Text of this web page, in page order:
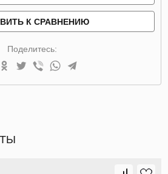
К СРАВНЕНИЮ
Поделитесь: